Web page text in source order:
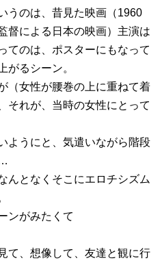
うのは、昔見た映画（1960
督による日本の映画）主演は
てのは、ポスターにもなって
がるシーン。
（女性が腰巻の上に重ねて着
それが、当時の女性にとって
ようにと、気遣いながら階段
んとなくそこにエロチシズム
ンがみたくて
て、想像して、友達と観に行